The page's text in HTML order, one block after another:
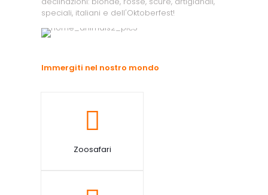
speciali, italiani e dell'Oktoberfest!
Immergiti nel nostro mondo
Zoosafari